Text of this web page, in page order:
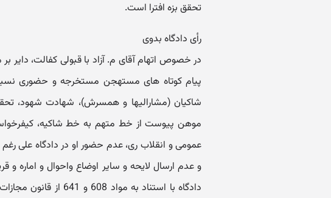
تحقق بزه افترا است.
رأی دادگاه بدوی
در خصوص اتهام آقای م. آزاد با قبولی کفالت، دایر
پیام کوتاه های مستهجن مستخرجه و حضوری
شاکیان (مشارالیها و همسرش)، شهادت شهود،
عمومی و انقلاب ری، عدم حضور او در دادگاه علی رغم
و عدم ارسال لایحه و سایر اوضاع واحوال و اماره و